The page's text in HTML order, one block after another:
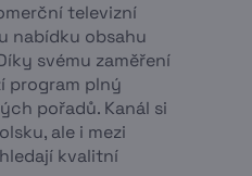
televizní
nabídku obsahu
svému zaměření
program plný
pořadů. Kanál si
ale i mezi
kvalitní